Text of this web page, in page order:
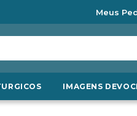
Meus
IMAGENS